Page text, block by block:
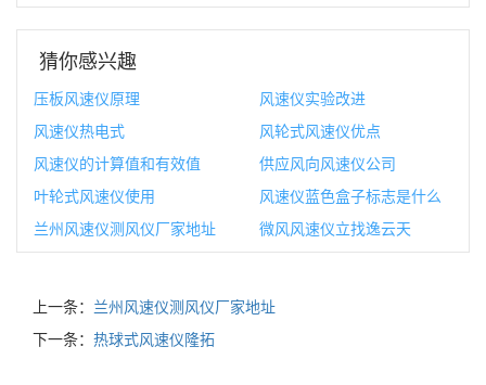
猜你感兴趣
压板风速仪原理
风速仪实验改进
风速仪热电式
风轮式风速仪优点
风速仪的计算值和有效值
供应风向风速仪公司
叶轮式风速仪使用
风速仪蓝色盒子标志是什么
兰州风速仪测风仪厂家地址
微风风速仪立找逸云天
上一条： 兰州风速仪测风仪厂家地址
下一条： 热球式风速仪隆拓